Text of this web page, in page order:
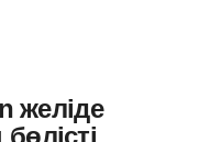
желіде